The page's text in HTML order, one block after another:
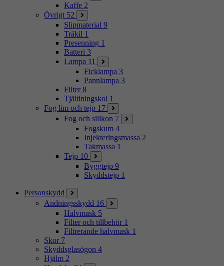
Kaffe 2
Övrigt 52
Slipmaterial 9
Träkil 1
Presenning 1
Batteri 3
Lampa 11
Ficklampa 3
Pannlampa 3
Filter 8
Tjältiningskol 1
Fog lim och tejp 17
Fog och silikon 7
Fogskum 4
Injekteringsmassa 2
Takmassa 1
Tejp 10
Byggtejp 9
Skyddstejp 1
Personskydd
Andningsskydd 16
Halvmask 5
Filter och tillbehör 1
Filtrerande halvmask 1
Skor 7
Skyddsglasögon 4
Hjälm 2